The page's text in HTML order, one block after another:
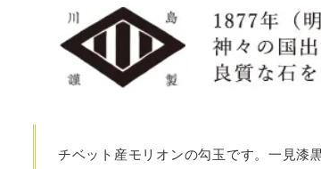
チベット産モリオンの勾玉です。一見漆